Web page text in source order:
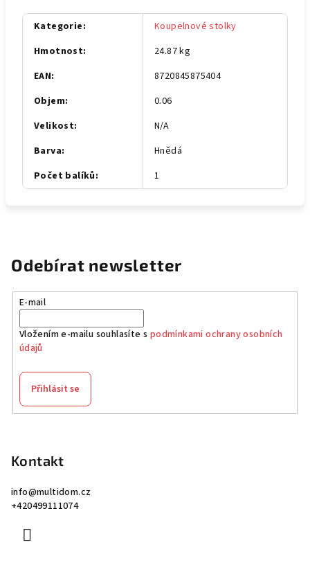
Kategorie:
Koupelnové stolky
Hmotnost:
24.87 kg
EAN:
8720845875404
Objem:
0.06
Velikost:
N/A
Barva:
Hnědá
Počet balíků: 1
Odebírat newsletter
E-mail
Vložením e-mailu souhlasíte s podmínkami ochrany osobních
údajů
Přihlásit se
Kontakt
info@multidom.cz
+420499111074